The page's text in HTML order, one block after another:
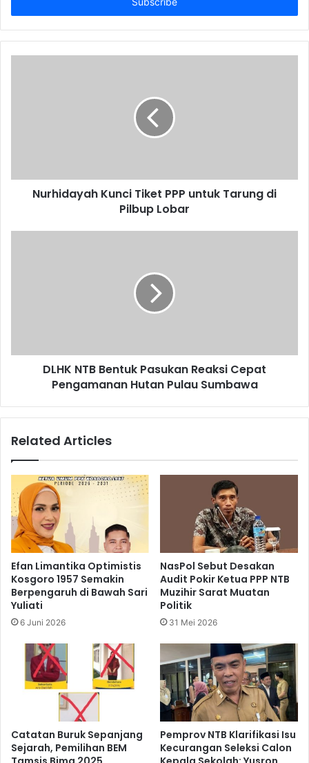
Nurhidayah Kunci Tiket PPP untuk Tarung di
Pilbup Lobar
DLHK NTB Bentuk Pasukan Reaksi Cepat
Pengamanan Hutan Pulau Sumbawa
Related Articles
Efan Limantika Optimistis
Kosgoro 1957 Semakin
Berpengaruh di Bawah Sari
Yuliati
6 Juni 2026
NasPol Sebut Desakan
Audit Pokir Ketua PPP NTB
Muzihir Sarat Muatan
Politik
31 Mei 2026
Catatan Buruk Sepanjang
Sejarah, Pemilihan BEM
Pemprov NTB Klarifikasi Isu
Kecurangan Seleksi Calon